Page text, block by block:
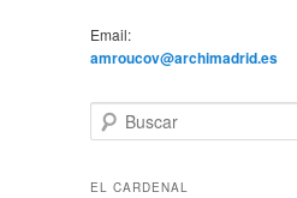
Email:
amroucov@archimadrid.es
u
c
EL CARDENAL